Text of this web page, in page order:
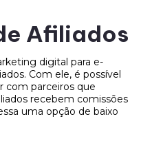
Afiliados
digital para e-
Com ele, é possível
com parceiros que
recebem comissões
uma opção de baixo